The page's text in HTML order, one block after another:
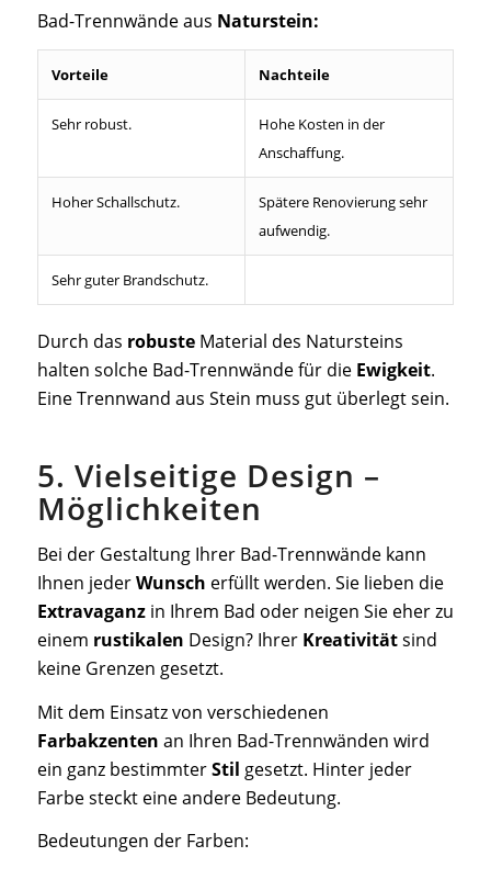
Bad-Trennwände aus Naturstein:
Vorteile Nachteile
Sehr robust.
Hohe Kosten in der
Anschaffung.
Hoher Schallschutz.
Spätere Renovierung sehr
aufwendig.
Sehr guter Brandschutz.
Durch das robusteMaterial des Natursteins
halten solche Bad-Trennwände für die Ewigkeit.
Eine Trennwand aus Stein muss gut überlegt sein.
5. Vielseitige Design –
Möglichkeiten
Bei der Gestaltung Ihrer Bad-Trennwände kann
Ihnen jederWunsch erfüllt werden. Sie lieben die
Extravaganzin Ihrem Bad oder neigen Sie eher zu
einem rustikalen Design? Ihrer Kreativitätsind
keine Grenzen gesetzt.
Mit dem Einsatz von verschiedenen
Farbakzenten an Ihren Bad-Trennwänden wird
ein ganz bestimmterStil gesetzt. Hinter jeder
Farbe steckt eine andere Bedeutung.
Bedeutungen der Farben: